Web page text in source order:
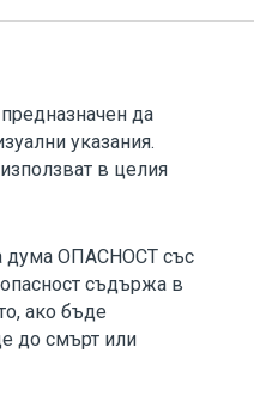
да
указания.
в целия
дума ОПАСНОСТ със
съдържа в
ако бъде
до смърт или